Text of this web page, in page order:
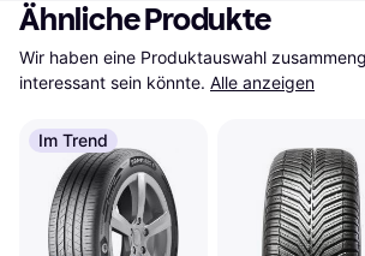
Ähnliche Produkte
Wir haben eine Produktauswahl
interessant sein könnte. Alle anzeigen
Im Trend